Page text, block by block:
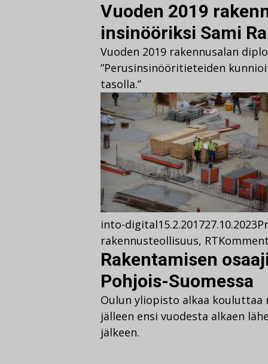
Vuoden 2019
insinööriksi Sami
Vuoden 2019 rakennusalan
”Perusinsinööritieteiden
tasolla.”
into-digital15.2.201727.10.2023
rakennusteollisuus, RT
Rakentamisen
Pohjois-Suomessa
Oulun yliopisto alkaa
jälleen ensi vuodesta alkaen
jälkeen.